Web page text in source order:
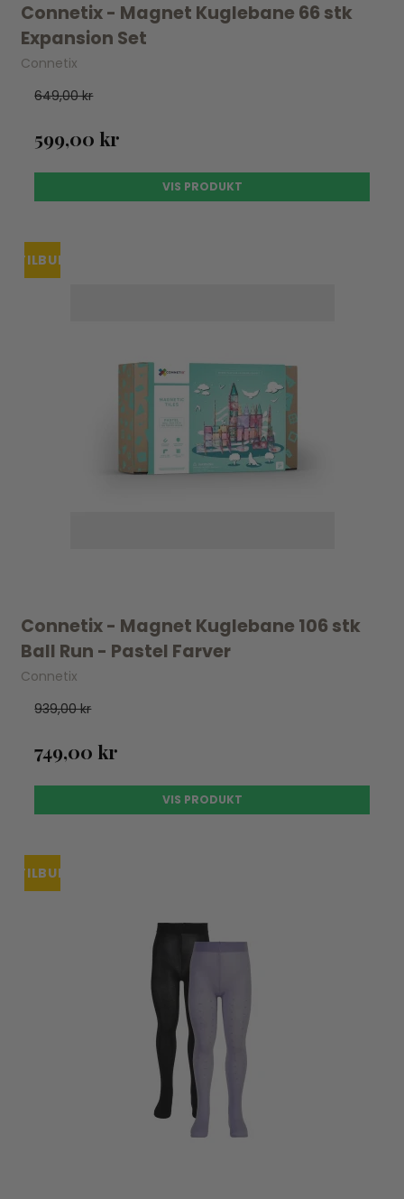
Connetix - Magnet Kuglebane 66 stk
Expansion Set
Connetix
649,00 kr
599,00 kr
VIS PRODUKT
TILBUD
Connetix - Magnet Kuglebane 106 stk
Ball Run - Pastel Farver
Connetix
939,00 kr
749,00 kr
VIS PRODUKT
TILBUD